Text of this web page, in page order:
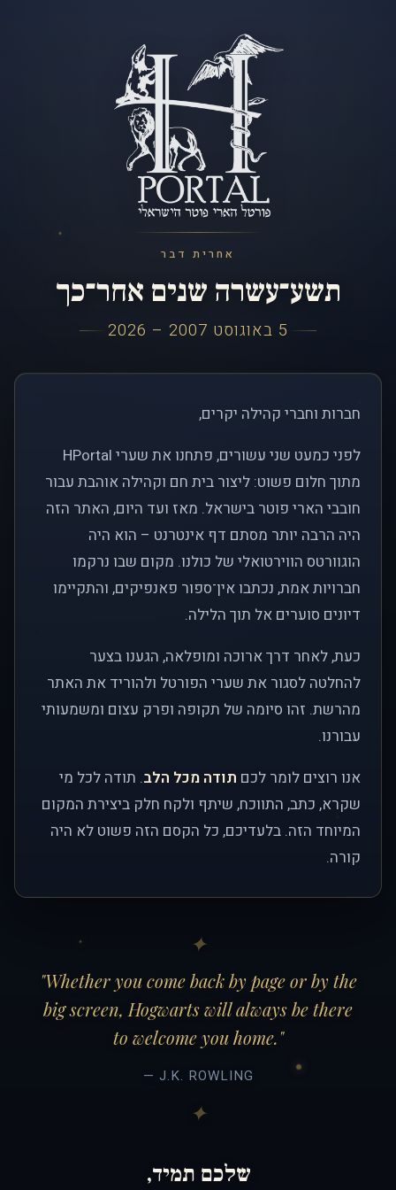
אחרית דבר
תשע־עשרה שנים אחר־כך
5 באוגוסט 2007 – 2026
חברות וחברי קהילה יקרים,
לפני כמעט שני עשורים, פתחנו את שערי HPortal
מתוך חלום פשוט: ליצור בית חם וקהילה אוהבת עבור
חובבי הארי פוטר בישראל. מאז ועד היום, האתר הזה
היה הרבה יותר מסתם דף אינטרנט – הוא היה
הוגוורטס הווירטואלי של כולנו. מקום שבו נרקמו
חברויות אמת, נכתבו אין־ספור פאנפיקים, והתקיימו
דיונים סוערים אל תוך הלילה.
כעת, לאחר דרך ארוכה ומופלאה, הגענו בצער
להחלטה לסגור את שערי הפורטל ולהוריד את האתר
מהרשת. זהו סיומה של תקופה ופרק עצום ומשמעותי
עבורנו.
אנו רוצים לומר לכם תודה מכל הלב. תודה לכל מי
שקרא, כתב, התווכח, שיתף ולקח חלק ביצירת המקום
המיוחד הזה. בלעדיכם, כל הקסם הזה פשוט לא היה
קורה.
"Whether you come back by page or by the
big screen, Hogwarts will always be there
to welcome you home."
— J.K. ROWLING
שלכם תמיד,